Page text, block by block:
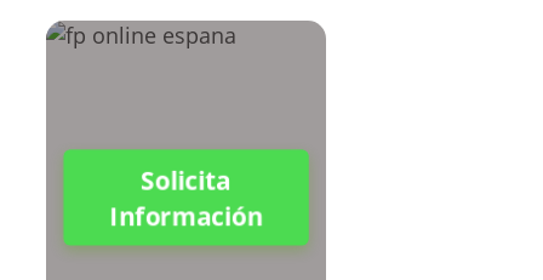
Solicita
Información